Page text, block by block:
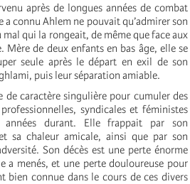
après de longues années de combat
connu Ahlem ne pouvait qu’admirer son
qui la rongeait, de même que face aux
de deux enfants en bas âge, elle se
seule après le départ en exil de son
puis leur séparation amiable.
caractère singulière pour cumuler des
syndicales et féministes
durant. Elle frappait par son
sa chaleur amicale, ainsi que par son
Son décès est une perte énorme
a menés, et une perte douloureuse pour
bien connue dans le cours de ces divers